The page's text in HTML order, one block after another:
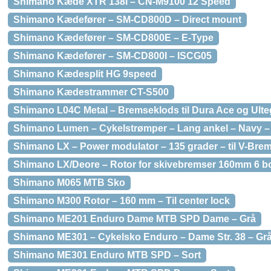
Shimano Kædefører – SM-CD800D – Direct mount
Shimano Kædefører – SM-CD800E – E-Type
Shimano Kædefører – SM-CD800I – ISCG05
Shimano Kædesplit HG 9speed
Shimano Kædestrammer CT-S500
Shimano L04C Metal – Bremseklods til Dura Ace og
Shimano Lumen – Cykelstrømper – Lang ankel – Navy –
Shimano LX – Power modulator – 135 grader – til V-
Shimano LX/Deore – Rotor for skivebremser 160mm 6
Shimano M065 MTB Sko
Shimano M300 Rotor – 160 mm – Til center lock
Shimano ME201 Enduro Dame MTB SPD Dame – Grå
Shimano ME301 – Cykelsko Enduro – Dame Str. 38 –
Shimano ME301 Enduro MTB SPD – Sort